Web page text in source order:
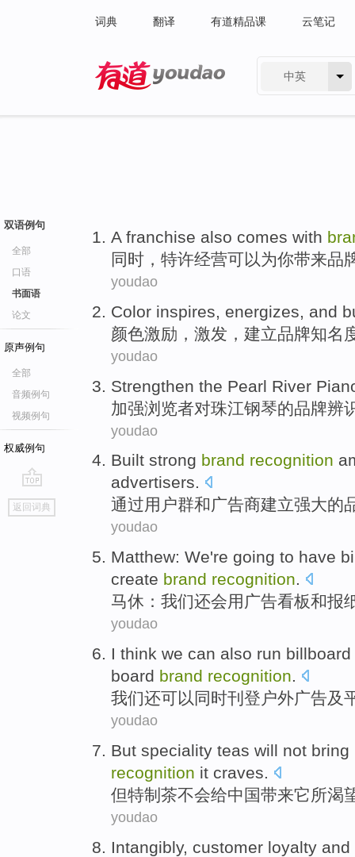
词典 翻译 有道精品课 云笔记
中英
双语例句
全部
口语
书面语
论文
原声例句
全部
音频例句
视频例句
权威例句
go
top
返回词典
A franchise also comes with
同时 ，特许经营可以为你带来品
youdao
Color inspires, energizes, and
颜色激励 ， 激发 ， 建立品牌知名
youdao
Strengthen the Pearl River
加强浏览者对珠江钢琴的品牌辨
youdao
Built strong brand recognition
advertisers.
通过用户群和广告商建立强大的
youdao
Matthew: We're going to have
create brand recognition.
马休 ： 我们还会用 广告看板和报
youdao
I think we can also run billboard
board brand recognition.
我们还可以 同时刊登 户外广告及
youdao
But speciality teas will not bring
recognition it craves.
但特制 茶不会给中国带来它所渴
youdao
Intangibly, customer loyalty and